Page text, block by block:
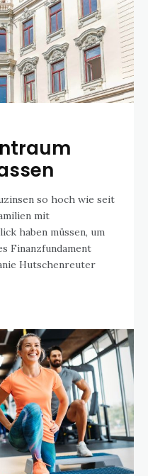
so hoch wie seit
mit
haben müssen, um
Finanzfundament